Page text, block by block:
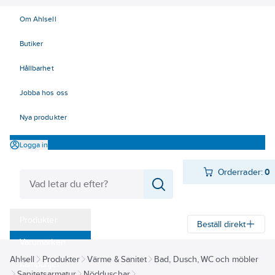
Om Ahlsell
Butiker
Hållbarhet
Jobba hos oss
Nya produkter
Logga in
Orderrader:0
Varumärken
Kampanjer
Beställ direkt
Ahlsell Produkter Värme & Sanitet
Bad, Dusch, WC och möbler